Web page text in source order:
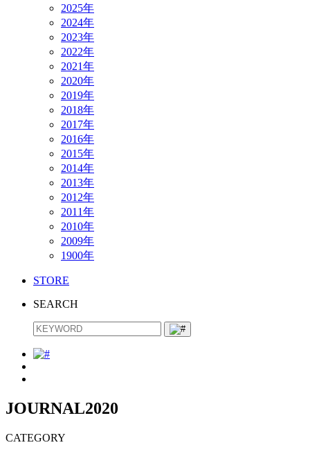
2025年
2024年
2023年
2022年
2021年
2020年
2019年
2018年
2017年
2016年
2015年
2014年
2013年
2012年
2011年
2010年
2009年
1900年
STORE
SEARCH
JOURNAL2020
CATEGORY